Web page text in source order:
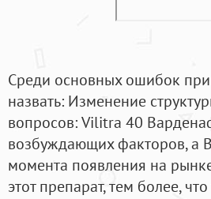
Среди основных ошибок
назвать: Изменение
вопросов: Vilitra 40
возбуждающих факторов, а
момента появления на
этот препарат, тем более,